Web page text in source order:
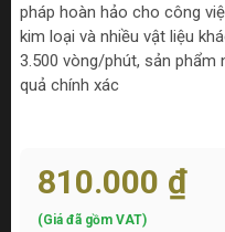
pháp hoàn hảo cho công
kim loại và nhiều vật liệu
3.500 vòng/phút, sản phẩm
quả chính xác
810.000 ₫
(Giá đã gồm VAT)